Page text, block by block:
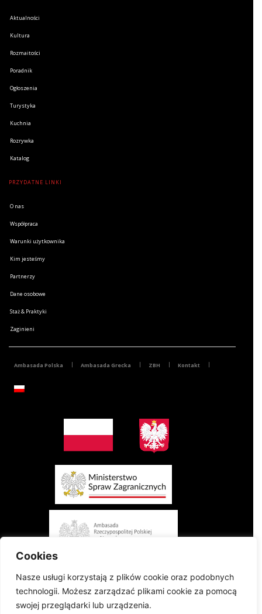
Cookies
Nasze usługi korzystają z plików cookie oraz podobnych
technologii. Możesz zarządzać plikami cookie za pomocą
swojej przeglądarki lub urządzenia.
Aktualności
Kultura
Rozmaitości
Poradnik
Ogłoszenia
Turystyka
Kuchnia
Rozrywka
Katalog
PRZYDATNE LINKI
O nas
Współpraca
Warunki użytkownika
Kim jesteśmy
Partnerzy
Dane osobowe
Staż & Praktyki
Zaginieni
Ambasada Polska Ambasada Grecka ZBH Kontakt